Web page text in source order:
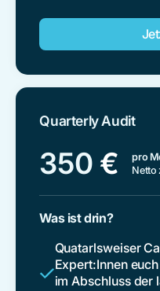
Quarterly Audit
350 €
pro
Netto
Was ist drin?
Quatarlsweiser
Expert:Innen
im Abschluss der